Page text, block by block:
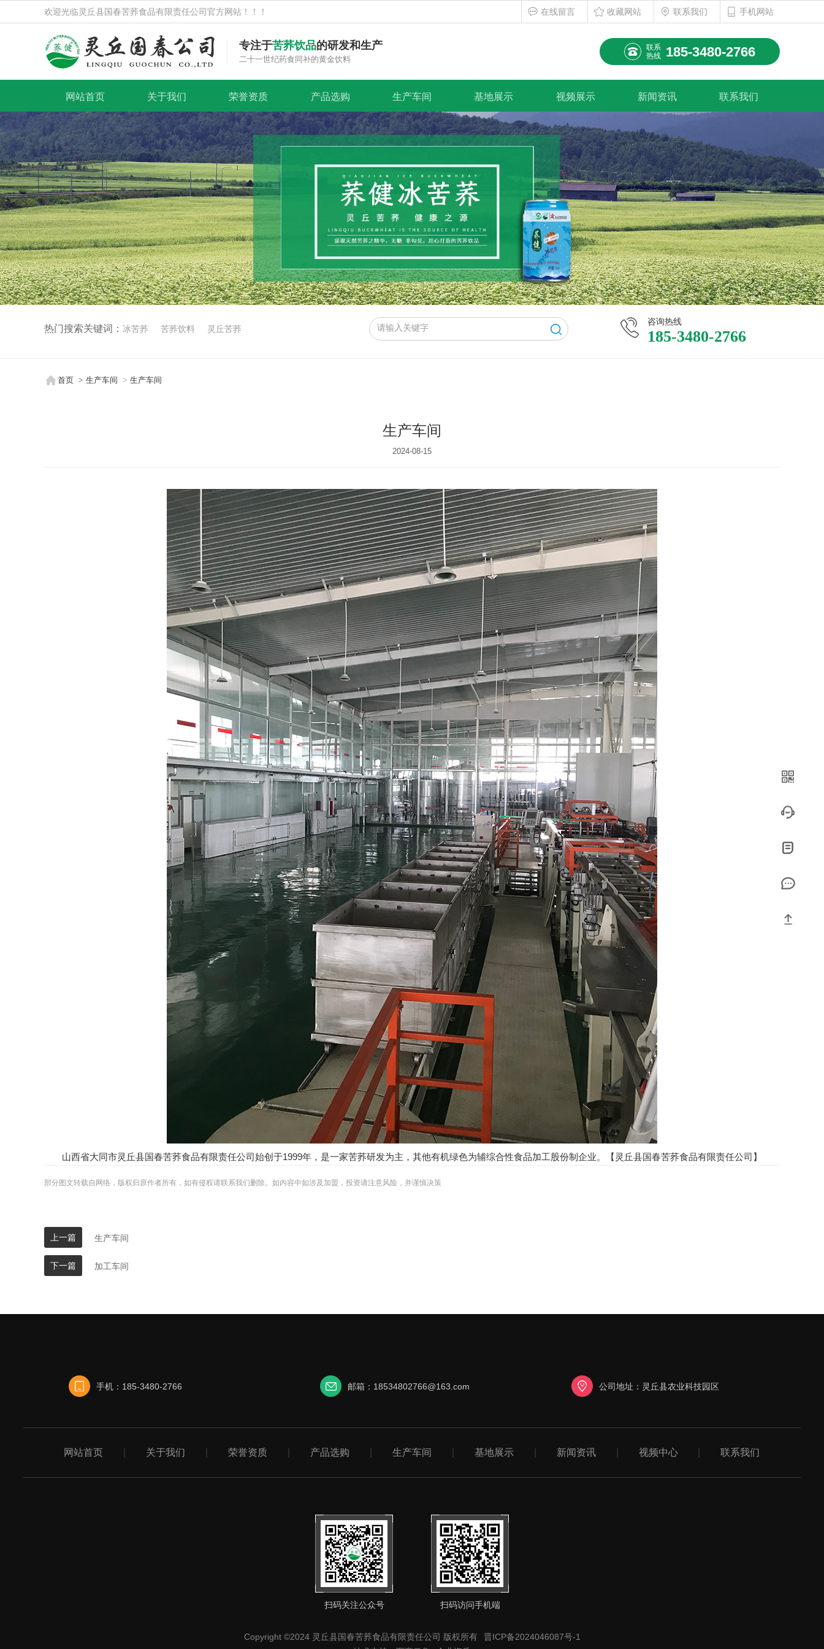
欢迎光临灵丘县国春苦荞食品有限责任公司官方网站！！！ 在线留言 收藏网站 联系我们 手机网站
专注于苦荞饮品的研发和生产
二十一世纪药食同补的黄金饮料
联系
热线
185-3480-2766
网站首页 关于我们 荣誉资质 产品选购 生产车间 基地展示 视频展示 新闻资讯 联系我们
热门搜索关键词： 冰苦荞 苦荞饮料 灵丘苦荞
咨询热线
185-3480-2766
首页 生产车间 生产车间
生产车间
2024-08-15
山西省大同市灵丘县国春苦荞食品有限责任公司始创于1999年，是一家苦荞研发为主，其他有机绿色为辅综合性食品加工股份制企业。【灵丘县国春苦荞食品有限责任公司】
部分图文转载自网络，版权归原作者所有，如有侵权请联系我们删除。如内容中如涉及加盟，投资请注意风险，并谨慎决策
上一篇 生产车间
下一篇 加工车间
手机：185-3480-2766 邮箱：18534802766@163.com 公司地址：灵丘县农业科技园区
网站首页 关于我们 荣誉资质 产品选购 生产车间 基地展示 新闻资讯 视频中心 联系我们
扫码关注公众号 扫码访问手机端
Copyright ©2024 灵丘县国春苦荞食品有限责任公司 版权所有
晋ICP备2024046087号-1